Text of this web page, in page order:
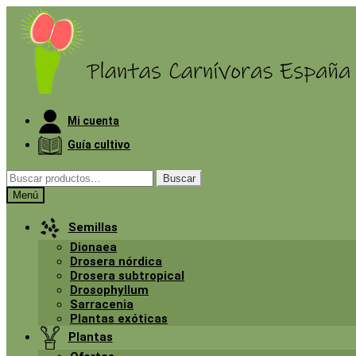
Mi cuenta
Guía cultivo
Buscar
Menú
Semillas
Dionaea
Drosera nórdica
Drosera subtropical
Drosophyllum
Sarracenia
Plantas exóticas
Plantas